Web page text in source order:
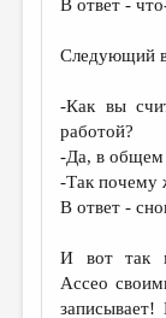
В ответ -
Следующий
-Как вы
работой?
-Да, в общем
-Так почему
В ответ -
И вот так
Ассео
записывает!